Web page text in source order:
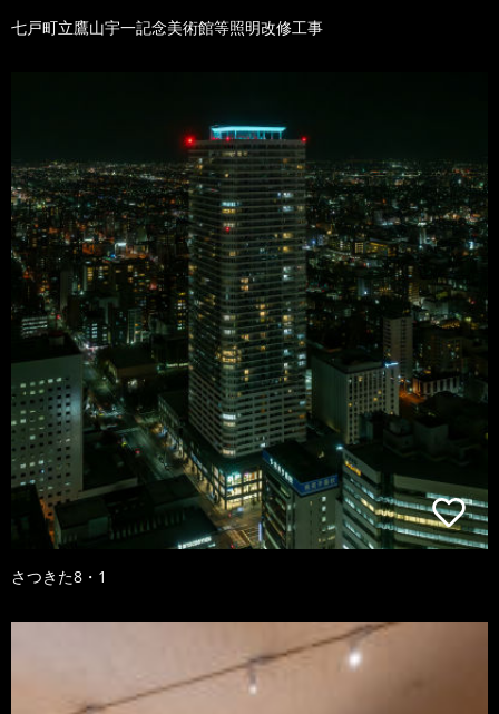
七戸町立鷹山宇一記念美術館等照明改修工事
さつきた8・1